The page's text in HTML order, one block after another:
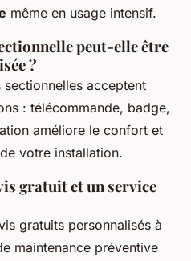
même en usage intensif.
peut-elle être
?
acceptent
: télécommande, badge,
améliore le confort et
de votre installation.
gratuit et un service
gratuits personnalisés à
maintenance préventive